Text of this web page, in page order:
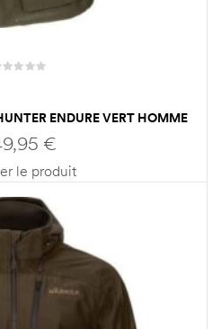
ENDURE VERT HOMME
€
le produit